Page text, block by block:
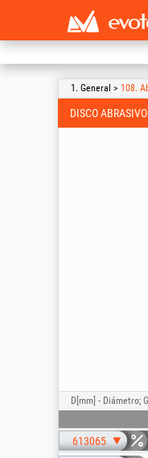
1. General > 108.
DISCO
D[mm] - Diámetro;
613065